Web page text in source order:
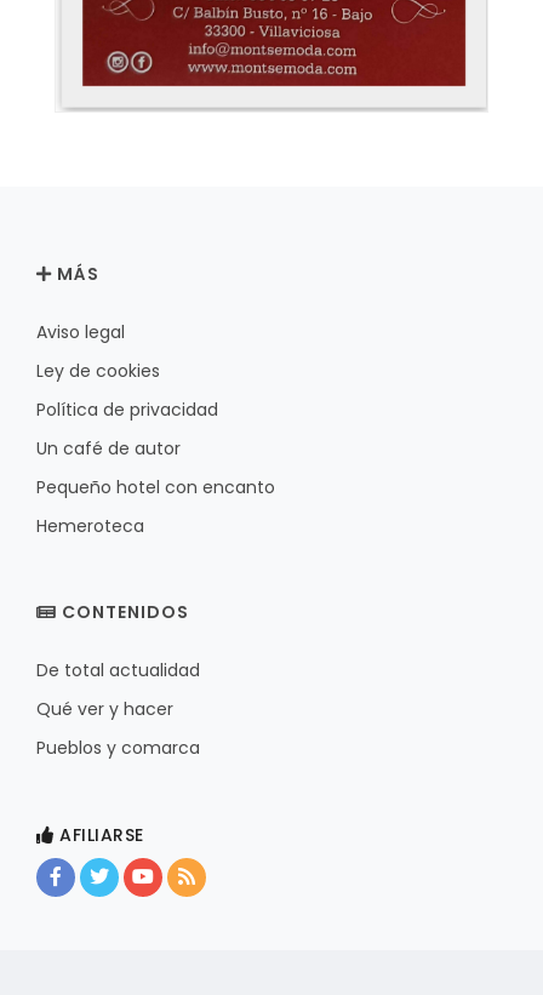
MÁS
Aviso legal
Ley de cookies
Política de privacidad
Un café de autor
Pequeño hotel con encanto
Hemeroteca
CONTENIDOS
De total actualidad
Qué ver y hacer
Pueblos y comarca
AFILIARSE